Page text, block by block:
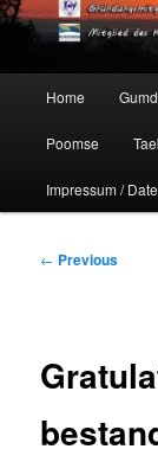
Home
Poomse
Impressum /
Post
← Previous